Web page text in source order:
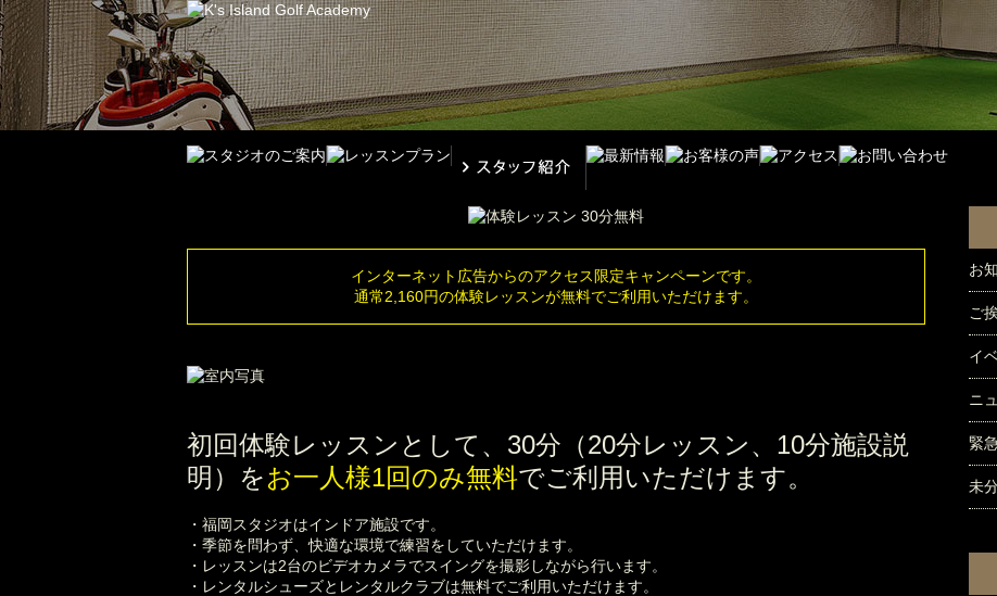
インターネット広告からのアクセス限定キャンペーンです。
通常2,160円の体験レッスンが無料でご利用いただけます。
初回体験レッスンとして、30分（20分レッスン、10分施設説
明）をお一人様1回のみ無料でご利用いただけます。
・福岡スタジオはインドア施設です。
・季節を問わず、快適な環境で練習をしていただけます。
・レッスンは2台のビデオカメラでスイングを撮影しながら行います。
・レンタルシューズとレンタルクラブは無料でご利用いただけます。
お
ご
イ
ニ
緊
未